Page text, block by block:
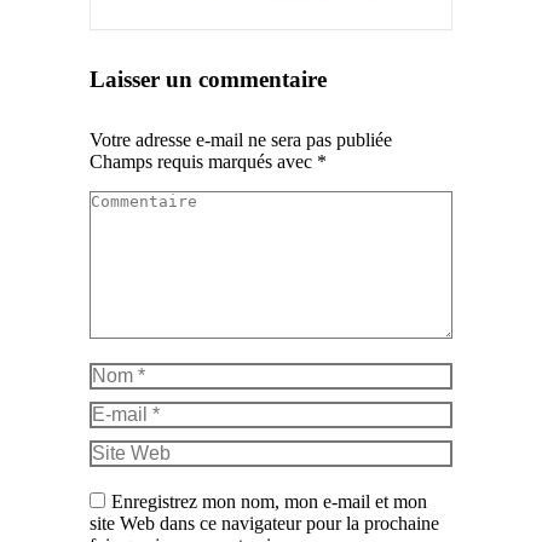
Laisser un commentaire
Votre adresse e-mail ne sera pas publiée
Champs requis marqués avec *
Commentaire
Nom *
E-mail *
Site Web
Enregistrez mon nom, mon e-mail et mon
site Web dans ce navigateur pour la prochaine